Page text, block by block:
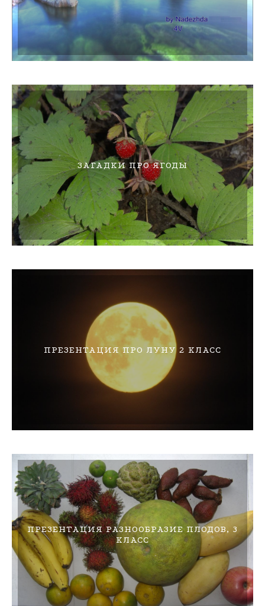
ЗАГАДКИ ПРО ЯГОДЫ
ПРЕЗЕНТАЦИЯ ПРО ЛУНУ 2 КЛАСС
ПРЕЗЕНТАЦИЯ РАЗНООБРАЗИЕ ПЛОДОВ, 3
КЛАСС